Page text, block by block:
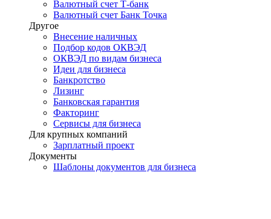
Валютный счет Т-банк
Валютный счет Банк Точка
Другое
Внесение наличных
Подбор кодов ОКВЭД
ОКВЭД по видам бизнеса
Идеи для бизнеса
Банкротство
Лизинг
Банковская гарантия
Факторинг
Сервисы для бизнеса
Для крупных компаний
Зарплатный проект
Документы
Шаблоны документов для бизнеса